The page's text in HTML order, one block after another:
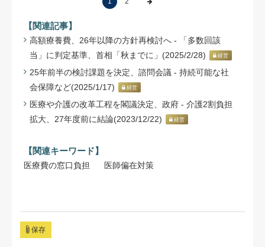
【関連記事】
高額療養費、26年以降の方針再検討へ - 「多数回該
当」に判定基準、首相「秋までに」(2025/2/28)
経営
25年前半の検討課題を決定、諮問会議 - 持続可能な社
会保障など(2025/1/17)
経営
医療や介護の改革工程を閣議決定、政府 - 介護2割負担
拡大、27年度前に結論(2023/12/22)
経営
【関連キーワード】
医療費の窓口負担 医師偏在対策
保存